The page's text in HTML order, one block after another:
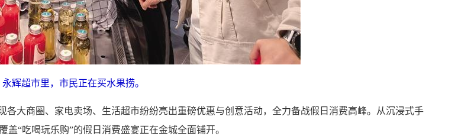
永辉超市里，市民正在买水果捞。
大商圈、家电卖场、生活超市纷纷亮出重磅优惠与创意活动，全力备战假日消费高峰。从沉浸式手
“吃喝玩乐购”的假日消费盛宴正在金城全面铺开。